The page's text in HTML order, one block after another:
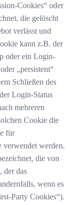
Cookies“ oder
die gelöscht
verlässt und
kann z.B. der
oder ein Login-
„persistent“
Schließen des
Login-Status
mehreren
Cookie die
für
verwendet werden.
die von
der das
wenn es
Party Cookies“).